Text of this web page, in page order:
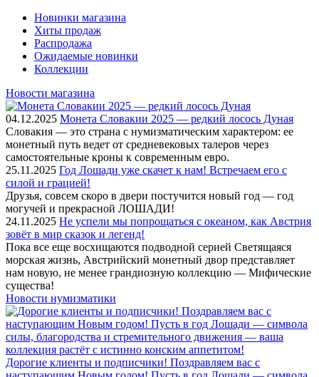
Новинки магазина
Хиты продаж
Распродажа
Ожидаемые новинки
Коллекции
Новости магазина
04.12.2025 Монета Словакии 2025 — редкий лосось Дуная
Словакия — это страна с нумизматическим характером: ее
монетный путь ведет от средневековых талеров через
самостоятельные кроны к современным евро.
25.11.2025 Год Лошади уже скачет к нам! Встречаем его с
силой и грацией!
Друзья, совсем скоро в двери постучится новый год — год
могучей и прекрасной ЛОШАДИ!
24.11.2025 Не успели мы попрощаться с океаном, как Австрия
зовёт в мир сказок и легенд!
Пока все еще восхищаются подводной серией Светящаяся
морская жизнь, Австрийский монетный двор представляет
нам новую, не менее грандиозную коллекцию — Мифические
существа!
Новости нумизматики
Дорогие клиенты и подписчики! Поздравляем вас с